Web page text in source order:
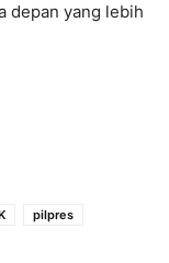
depan yang lebih
pilpres